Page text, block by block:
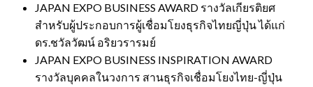
JAPAN EXPO BUSINESS AWARD รางวัลเกียรติยศ
สำหรับผู้ประกอบการผู้เชื่อมโยงธุรกิจไทยญี่ปุ่น ได้แก่
ดร.ชวัลวัฒน์ อริยวรารมย์
JAPAN EXPO BUSINESS INSPIRATION AWARD
รางวัลบุคคลในวงการ สานธุรกิจเชื่อมโยงไทย-ญี่ปุ่น